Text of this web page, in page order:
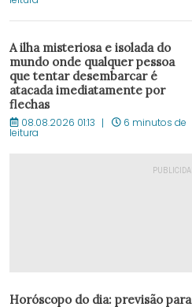
A ilha misteriosa e isolada do
mundo onde qualquer pessoa
que tentar desembarcar é
atacada imediatamente por
flechas
08.08.2026 01:13 6 minutos de
leitura
Horóscopo do dia: previsão para